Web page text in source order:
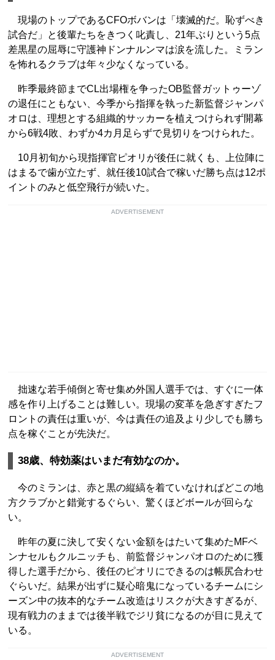
現場のトップであるCFOボバンは「壊滅的だ。恥ずべき
試合だ」と後輩たちをきつく叱責し、21年ぶりという5点
差黒星の屈辱に守護神ドンナルンマは涙を流した。ミラン
を怖れるクラブは年々少なくなっている。
昨季最終節までCL出場権を争ったOB監督ガットゥーゾ
の退任にともない、今季から指揮を執った新監督ジャンパ
オロは、理想とする組織的サッカーを植えつけられず開幕
から6戦4敗、わずか4カ月足らずで見切りをつけられた。
10月初旬から現指揮官ピオリが後任に就くも、上位陣に
はまるで歯が立たず、就任後10試合で稼いだ勝ち点は12ポ
イントのみと低空飛行が続いた。
ADVERTISEMENT
拙速な若手傾倒と寄せ集め外国人選手では、すぐに一体
感を作り上げることは難しい。現場の変革を急ぎすぎたフ
ロントの責任は重いが、今は責任の追及より少しでも勝ち
点を稼ぐことが先決だ。
38歳、特効薬はいまだ有効なのか。
今のミランは、赤と黒の縦縞を着ていなければどこの地
方クラブかと錯覚するぐらい、驚くほどボールが回らな
い。
昨年の夏に決して安くない金額をはたいて集めたMFベ
ンナセルもクルニッチも、前監督ジャンパオロのために獲
得した選手だから、後任のピオリにできるのは帳尻合わせ
ぐらいだ。結果が出ずに疑心暗鬼になっているチームにシ
ーズン中の抜本的なチーム改造はリスクが大きすぎるが、
現有戦力のままでは後半戦でジリ貧になるのが目に見えて
いる。
ADVERTISEMENT